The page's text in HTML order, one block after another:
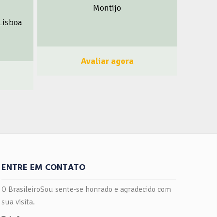
O
e nos últimos anos vínhamos atendendo
filial da marca em Portugal para atender
fortemente na publicidade do produto. E
quem ama um belo bronzeado. Faça
membro do BrasileiroSou! Clique aqui e
Montijo
Avaliar agora
ENTRE EM CONTATO
O BrasileiroSou sente-se honrado e agradecido com
sua visita.